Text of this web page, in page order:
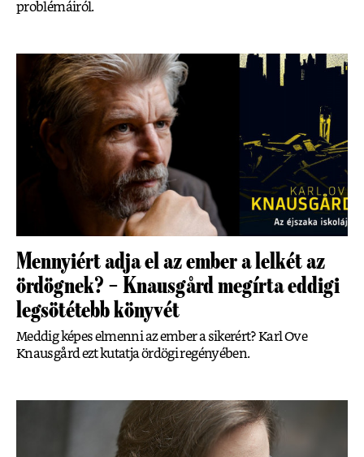
problémáiról.
Mennyiért adja el az ember a lelkét az
ördögnek? – Knausgård megírta eddigi
legsötétebb könyvét
Meddig képes elmenni az ember a sikerért? Karl Ove
Knausgård ezt kutatja ördögi regényében.